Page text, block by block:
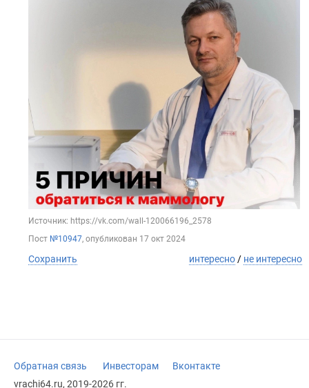
Источник: https://vk.com/wall-120066196_2578
Пост №10947, опубликован 17 окт 2024
Сохранить интересно / не интересно
Обратная связь Инвесторам
Вконтакте
vrachi64.ru, 2019-2026 гг.